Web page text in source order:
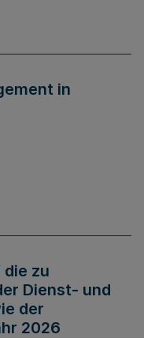
in
zu
Dienst- und
der
2026